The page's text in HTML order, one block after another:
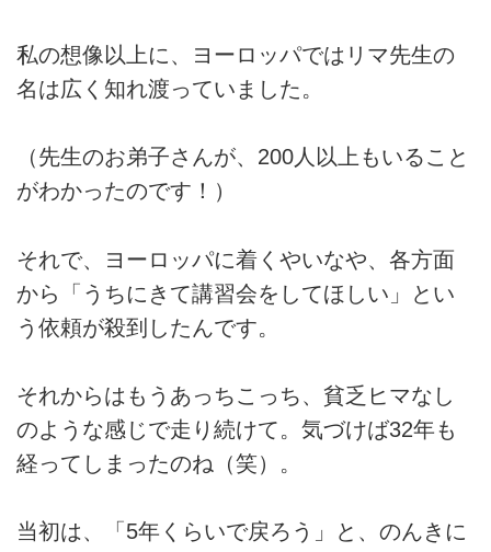
私の想像以上に、ヨーロッパではリマ先生の
名は広く知れ渡っていました。
（先生のお弟子さんが、200人以上もいること
がわかったのです！）
それで、ヨーロッパに着くやいなや、各方面
から「うちにきて講習会をしてほしい」とい
う依頼が殺到したんです。
それからはもうあっちこっち、貧乏ヒマなし
のような感じで走り続けて。気づけば32年も
経ってしまったのね（笑）。
当初は、「5年くらいで戻ろう」と、のんきに